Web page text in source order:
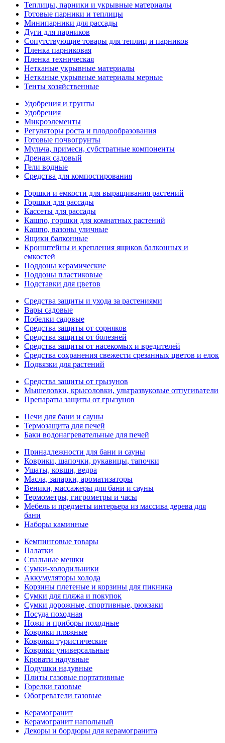
Теплицы, парники и укрывные материалы
Готовые парники и теплицы
Минипарники для рассады
Дуги для парников
Сопутствующие товары для теплиц и парников
Пленка парниковая
Пленка техническая
Нетканые укрывные материалы
Нетканые укрывные материалы мерные
Тенты хозяйственные
Удобрения и грунты
Удобрения
Микроэлементы
Регуляторы роста и плодообразования
Готовые почвогрунты
Мульча, примеси, субстратные компоненты
Дренаж садовый
Гели водные
Средства для компостирования
Горшки и емкости для выращивания растений
Горшки для рассады
Кассеты для рассады
Кашпо, горшки для комнатных растений
Кашпо, вазоны уличные
Ящики балконные
Кронштейны и крепления ящиков балконных и
емкостей
Поддоны керамические
Поддоны пластиковые
Подставки для цветов
Средства защиты и ухода за растениями
Вары садовые
Побелки садовые
Средства защиты от сорняков
Средства защиты от болезней
Средства защиты от насекомых и вредителей
Средства сохранения свежести срезанных цветов и елок
Подвязки для растений
Средства защиты от грызунов
Мышеловки, крысоловки, ультразвуковые отпугиватели
Препараты защиты от грызунов
Печи для бани и сауны
Термозащита для печей
Баки водонагревательные для печей
Принадлежности для бани и сауны
Коврики, шапочки, рукавицы, тапочки
Ушаты, ковши, ведра
Масла, запарки, ароматизаторы
Веники, массажеры для бани и сауны
Термометры, гигрометры и часы
Мебель и предметы интерьера из массива дерева для
бани
Наборы каминные
Кемпинговые товары
Палатки
Спальные мешки
Сумки-холодильники
Аккумуляторы холода
Корзины плетеные и корзины для пикника
Сумки для пляжа и покупок
Сумки дорожные, спортивные, рюкзаки
Посуда походная
Ножи и приборы походные
Коврики пляжные
Коврики туристические
Коврики универсальные
Кровати надувные
Подушки надувные
Плиты газовые портативные
Горелки газовые
Обогреватели газовые
Керамогранит
Керамогранит напольный
Декоры и бордюры для керамогранита